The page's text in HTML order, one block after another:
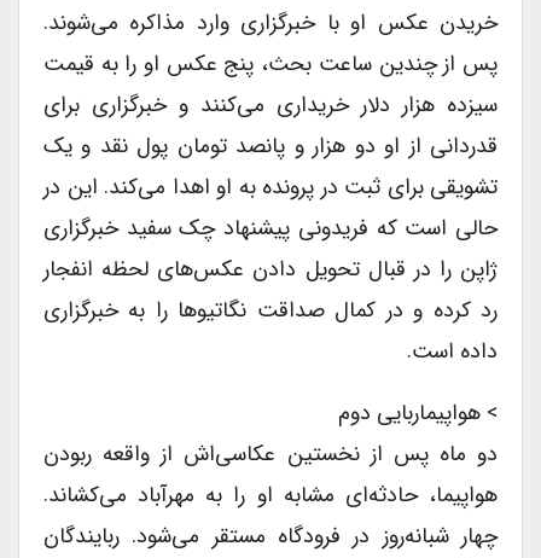
خریدن عکس او با خبرگزارى وارد مذاکره می‌شوند.
پس از چندین ساعت بحث، پنج عکس او را به قیمت
سیزده هزار دلار خریدارى می‌کنند و خبرگزارى براى
قدردانى از او دو هزار و پانصد تومان پول نقد و یک
تشویقى براى ثبت در پرونده به او اهدا می‌کند. این در
حالى است که فریدونى پیشنهاد چک سفید خبرگزارى
ژاپن را در قبال تحویل دادن عکس‌های لحظه انفجار
رد کرده و در کمال صداقت نگاتیوها را به خبرگزارى
داده است.
> هواپیماربایی دوم
دو ماه پس از نخستین عکاسی‌اش از واقعه ربودن
هواپیما، حادثه‌ای مشابه او را به مهرآباد می‌کشاند.
چهار شبانه‌روز در فرودگاه مستقر می‌شود. ربایندگان